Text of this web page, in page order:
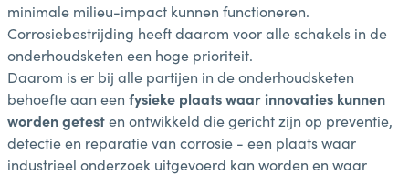
minimale milieu-impact kunnen functioneren.
Corrosiebestrijding heeft daarom voor alle schakels in de
onderhoudsketen een hoge prioriteit.
Daarom is er bij alle partijen in de onderhoudsketen
behoefte aan een fysieke plaats waar innovaties kunnen
worden getesten ontwikkeld die gericht zijn op preventie,
detectie en reparatie van corrosie - een plaats waar
industrieel onderzoek uitgevoerd kan worden en waar